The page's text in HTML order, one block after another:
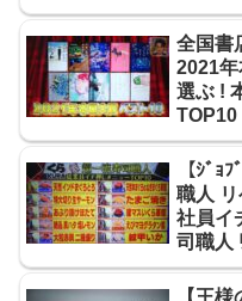
全国書
2021
選ぶ !
TOP10
【ｼﾞｮ
職人 リ
社員イ
司職人
【王